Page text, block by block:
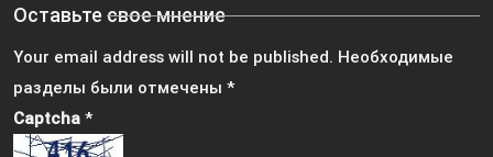
Оставьте свое мнение
Your email address will not be published. Необходимые
разделы были отмечены *
Captcha *